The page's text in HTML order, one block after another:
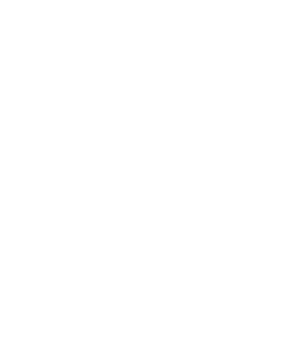
пирсов и
сибирская